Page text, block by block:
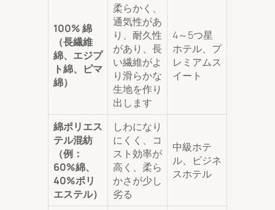
100% 綿
（長繊維
綿、エジプ
ト綿、ピマ
綿）
柔らかく、
通気性があ
り、耐久性
があり、長
い繊維がよ
り滑らかな
生地を作り
出します
4～5つ星
ホテル、プ
レミアムス
イート
綿ポリエス
テル混紡
（例：
60%綿、
40%ポリ
エステル）
しわになり
にくく、コ
スト効率が
高く、柔ら
かさが少し
劣る
中級ホテ
ル、ビジネ
スホテル